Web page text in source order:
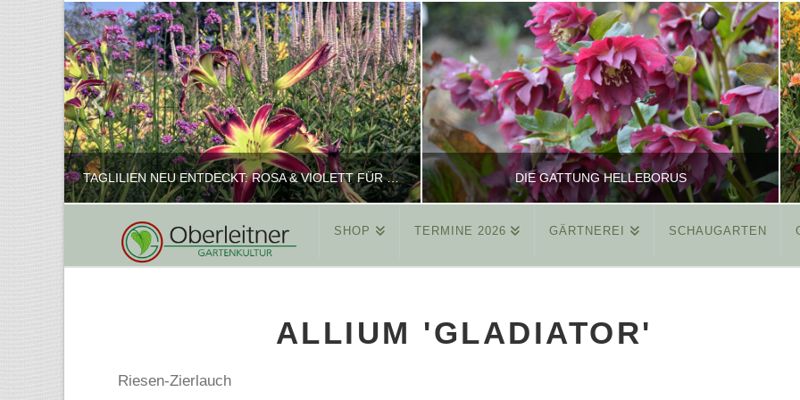
TAGLILIEN NEU ENTDECKT: ROSA & VIOLETT FÜR ROMANTISCHE PFLANZKOMBINATIONEN
REINHARD
FEBRUAR 16, 2025
DIE GATTUNG HELLEBORUS
REINHARD
MÄRZ 26, 2015
SHOP TERMINE 2026 GÄRTNEREI SCHAUGARTEN
ALLIUM 'GLADIATOR'
Riesen-Zierlauch